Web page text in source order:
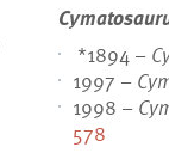
*1894 –
1997 –
1998 –
578